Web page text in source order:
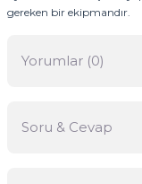
gereken bir ekipmandır.
Yorumlar (0)
Soru & Cevap